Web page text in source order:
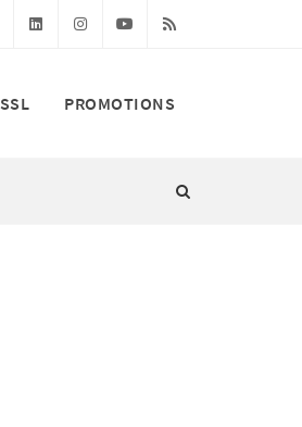
SSL PROMOTIONS